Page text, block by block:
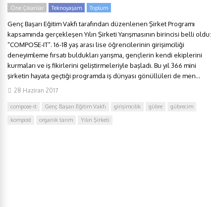
Öne Çıkanlar Teknoyaşam Toplum
Genç Başarı Eğitim Vakfı tarafından düzenlenen Şirket Programı
kapsamında gerçekleşen Yılın Şirketi Yarışmasının birincisi belli oldu:
“COMPOSE-IT”. 16-18 yaş arası lise öğrencilerinin girişimciliği
deneyimleme fırsatı buldukları yarışma, gençlerin kendi ekiplerini
kurmaları ve iş fikirlerini geliştirmeleriyle başladı. Bu yıl 366 mini
şirketin hayata geçtiği programda iş dünyası gönüllüleri de men...
28 Haziran 2017
compose-it Genç Başarı Eğitim Vakfı girişimcilik gübre
gübrecim
kompost
organik tarım Yılın Şirketi